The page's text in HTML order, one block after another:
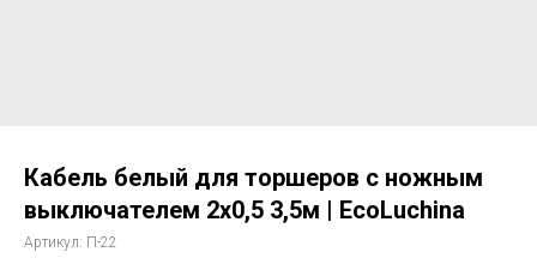
Кабель белый для торшеров с ножным
выключателем 2х0,5 3,5м | EcoLuchina
Артикул: П-22